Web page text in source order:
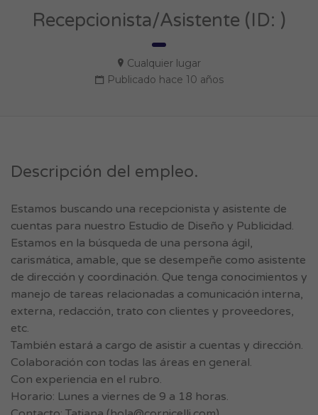
Recepcionista/Asistente (ID: )
Cualquier lugar
Publicado hace 10 años
Descripción del empleo.
Estamos buscando una recepcionista y asistente de
cuentas para nuestro Estudio de Diseño y Publicidad.
Estamos en la búsqueda de una persona ágil,
carismática, amable, que se desempeñe como asistente
de dirección y coordinación. Que tenga conocimientos y
manejo de tareas relacionadas a comunicación interna,
externa, redacción, trato con clientes y proveedores,
etc.
También estará a cargo de asistir a cuentas y dirección.
Colaboración con todas las áreas en general.
Con experiencia en el rubro.
Horario: Lunes a viernes de 9 a 18 horas.